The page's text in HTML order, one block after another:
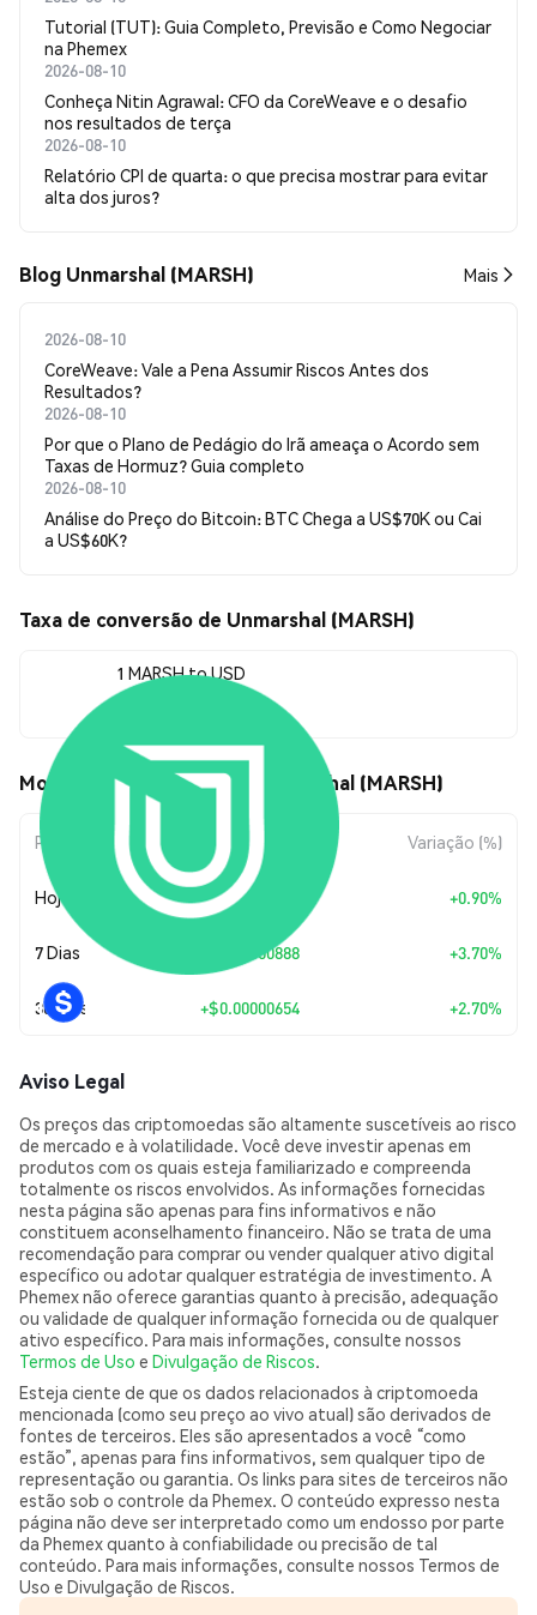
Tutorial (TUT): Guia Completo, Previsão e Como Negociar
na Phemex
2026-08-10
Conheça Nitin Agrawal: CFO da CoreWeave e o desafio
nos resultados de terça
2026-08-10
Relatório CPI de quarta: o que precisa mostrar para evitar
alta dos juros?
Blog Unmarshal (MARSH) Mais
2026-08-10
CoreWeave: Vale a Pena Assumir Riscos Antes dos
Resultados?
2026-08-10
Por que o Plano de Pedágio do Irã ameaça o Acordo sem
Taxas de Hormuz? Guia completo
2026-08-10
Análise do Preço do Bitcoin: BTC Chega a US$70K ou Cai
a US$60K?
Taxa de conversão de Unmarshal (MARSH)
1 MARSH to USD
Movimentos de preço de Unmarshal (MARSH)
Período Variação do Valor Variação (%)
Hoje +$0.00000222 +0.90%
7 Dias $0.00000888 +3.70%
30 Dias +$0.00000654 +2.70%
Aviso Legal
Os preços das criptomoedas são altamente suscetíveis ao risco
de mercado e à volatilidade. Você deve investir apenas em
produtos com os quais esteja familiarizado e compreenda
totalmente os riscos envolvidos. As informações fornecidas
nesta página são apenas para fins informativos e não
constituem aconselhamento financeiro. Não se trata de uma
recomendação para comprar ou vender qualquer ativo digital
específico ou adotar qualquer estratégia de investimento. A
Phemex não oferece garantias quanto à precisão, adequação
ou validade de qualquer informação fornecida ou de qualquer
ativo específico. Para mais informações, consulte nossos
Termos de Uso e Divulgação de Riscos.
Esteja ciente de que os dados relacionados à criptomoeda
mencionada (como seu preço ao vivo atual) são derivados de
fontes de terceiros. Eles são apresentados a você “como
estão”, apenas para fins informativos, sem qualquer tipo de
representação ou garantia. Os links para sites de terceiros não
estão sob o controle da Phemex. O conteúdo expresso nesta
página não deve ser interpretado como um endosso por parte
da Phemex quanto à confiabilidade ou precisão de tal
conteúdo. Para mais informações, consulte nossos Termos de
Uso e Divulgação de Riscos.